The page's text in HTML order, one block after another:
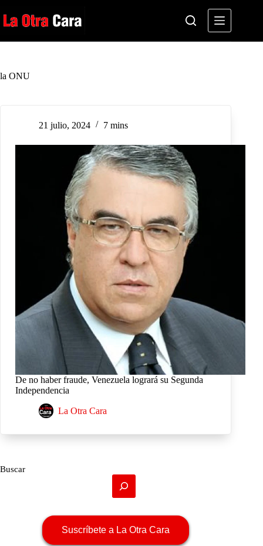
al
contenido
la ONU
21 julio, 2024 7 mins
De no haber fraude, Venezuela logrará su Segunda
Independencia
La Otra Cara
Buscar
Suscríbete a La Otra Cara